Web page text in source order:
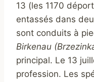
13 (les 1170
entassés dans
sont conduits à
Birkenau
principal. Le 13
profession. Les